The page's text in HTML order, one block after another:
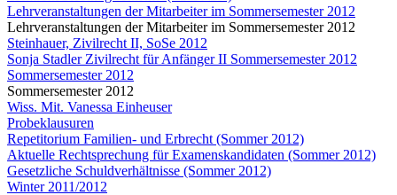
Lehrveranstaltungen der Mitarbeiter im Sommersemester 2012
Lehrveranstaltungen der Mitarbeiter im Sommersemester 2012
Steinhauer, Zivilrecht II, SoSe 2012
Sonja Stadler Zivilrecht für Anfänger II Sommersemester 2012
Sommersemester 2012
Sommersemester 2012
Wiss. Mit. Vanessa Einheuser
Probeklausuren
Repetitorium Familien- und Erbrecht (Sommer 2012)
Aktuelle Rechtsprechung für Examenskandidaten (Sommer 2012)
Gesetzliche Schuldverhältnisse (Sommer 2012)
Winter 2011/2012